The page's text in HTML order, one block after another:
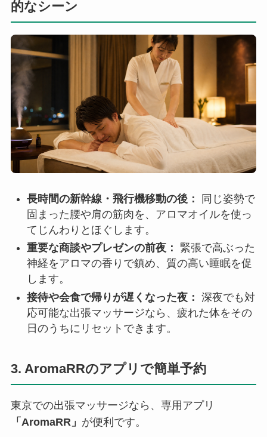
的なシーン
長時間の新幹線・飛行機移動の後：
同じ姿勢で
固まった腰や肩の筋肉を、アロマオイルを使っ
てじんわりとほぐします。
重要な商談やプレゼンの前夜：
緊張で高ぶった
神経をアロマの香りで鎮め、質の高い睡眠を促
します。
接待や会食で帰りが遅くなった夜： 深夜でも対
応可能な出張マッサージなら、疲れた体をその
日のうちにリセットできます。
3. AromaRRのアプリで簡単予約
東京での出張マッサージなら、専用アプリ
「AromaRR」 が便利です。